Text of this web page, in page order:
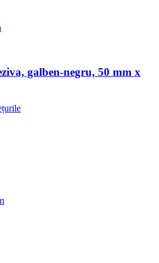
galben-negru, 50 mm x